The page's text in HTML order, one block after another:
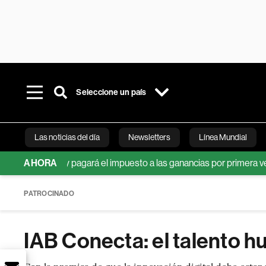
Seleccione un país
Las noticias del día Newsletters Línea Mundial
Bloomberg
AHORA
verde y pagará el impuesto a las ganancias por primera vez en
PATROCINADO
IAB Conecta: el talento